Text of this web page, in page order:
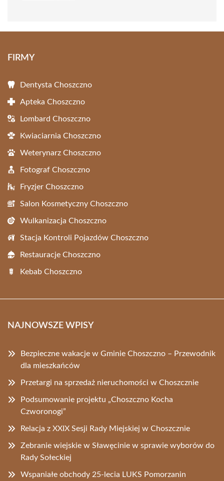
FIRMY
Dentysta Choszczno
Apteka Choszczno
Lombard Choszczno
Kwiaciarnia Choszczno
Weterynarz Choszczno
Fotograf Choszczno
Fryzjer Choszczno
Salon Kosmetyczny Choszczno
Wulkanizacja Choszczno
Stacja Kontroli Pojazdów Choszczno
Restauracje Choszczno
Kebab Choszczno
NAJNOWSZE WPISY
Bezpieczne wakacje w Gminie Choszczno – Przewodnik
dla mieszkańców
Przetargi na sprzedaż nieruchomości w Choszcznie
Podsumowanie projektu „Choszczno Kocha
Czworonogi”
Relacja z XXIX Sesji Rady Miejskiej w Choszcznie
Zebranie wiejskie w Sławęcinie w sprawie wyborów do
Rady Sołeckiej
Wspaniałe obchody 25-lecia LUKS Pomorzanin